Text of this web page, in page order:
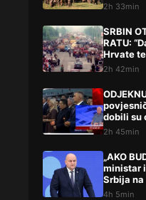
2h 33min
SRBIN
RATU:
Hrvate
2h 42min
dobili su
pripada”
2h 45min
„AKO
ministar
Srbija na
4h 5min